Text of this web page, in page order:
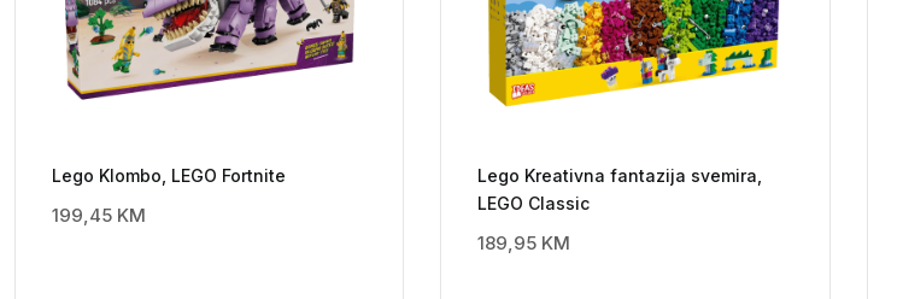
Lego Klombo, LEGO Fortnite
199,45 KM
Lego Kreativna fantazija svemira,
LEGO Classic
189,95 KM